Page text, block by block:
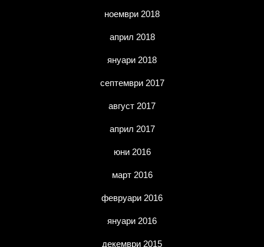
ноември 2018
април 2018
януари 2018
септември 2017
август 2017
април 2017
юни 2016
март 2016
февруари 2016
януари 2016
декември 2015